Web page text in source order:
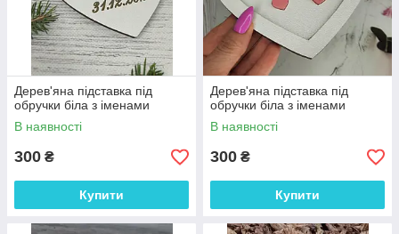
Дерев'яна підставка під
обручки біла з іменами
В наявності
300 ₴
Купити
Дерев'яна підставка під
обручки біла з іменами
В наявності
300 ₴
Купити